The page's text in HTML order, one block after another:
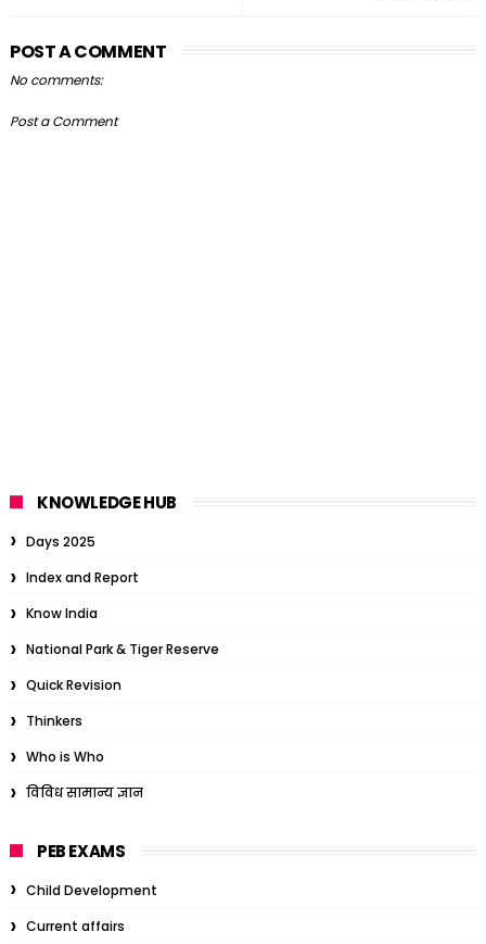
POST A COMMENT
No comments:
Post a Comment
KNOWLEDGE HUB
Days 2025
Index and Report
Know India
National Park & Tiger Reserve
Quick Revision
Thinkers
Who is Who
विविध सामान्य ज्ञान
PEB EXAMS
Child Development
Current affairs